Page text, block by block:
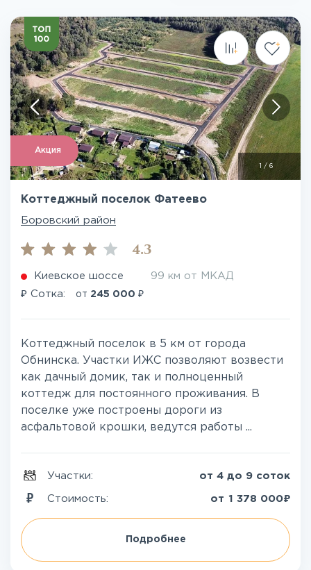
Акция
/ 6
Коттеджный поселок Фатеево
Боровский район
4.3
Киевское шоссе 99 км от МКАД
₽ Сотка: от 245 000 ₽
Коттеджный поселок в 5 км от города
Обнинска. Участки ИЖС позволяют возвести
как дачный домик, так и полноценный
коттедж для постоянного проживания. В
поселке уже построены дороги из
асфальтовой крошки, ведутся работы ...
Участки: от 4 до 9 соток
Стоимость: от 1 378 000₽
Подробнее